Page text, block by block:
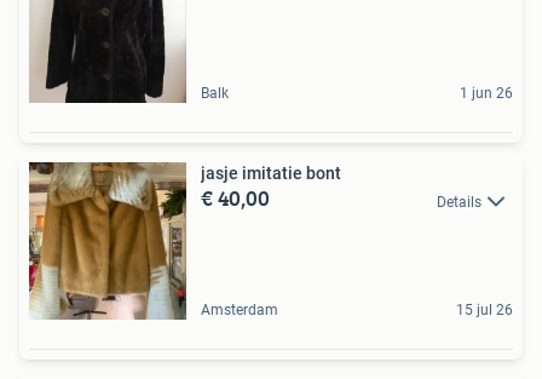
Balk 1 jun 26
jasje imitatie bont
€ 40,00 Details
Amsterdam 15 jul 26